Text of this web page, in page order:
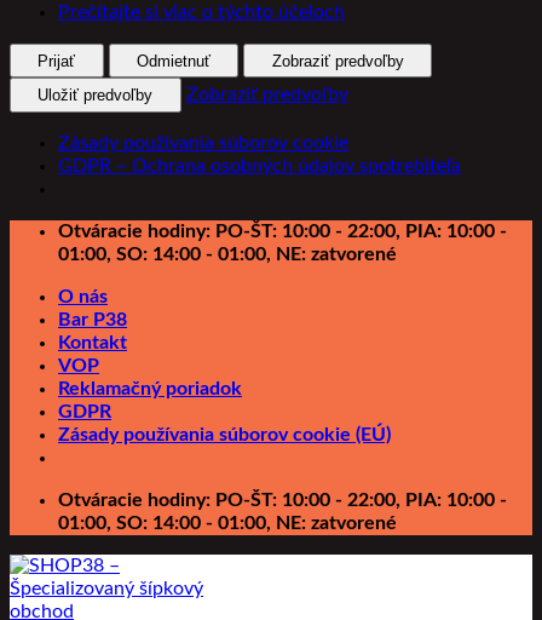
Prečítajte si viac o týchto účeloch
Prijať Odmietnuť
Zobraziť predvoľby
Uložiť predvoľby
Zobraziť predvoľby
Zásady používania súborov cookie
GDPR – Ochrana osobných údajov spotrebiteľa
PreskočiťOtváracie hodiny: PO-ŠT: 10:00 - 22:00, PIA: 10:00 -
01:00, SO: 14:00 - 01:00, NE: zatvorené
O nás
Bar P38
Kontakt
VOP
Reklamačný poriadok
GDPR
Zásady používania súborov cookie (EÚ)
Otváracie hodiny: PO-ŠT: 10:00 - 22:00, PIA: 10:00 -
01:00, SO: 14:00 - 01:00, NE: zatvorené